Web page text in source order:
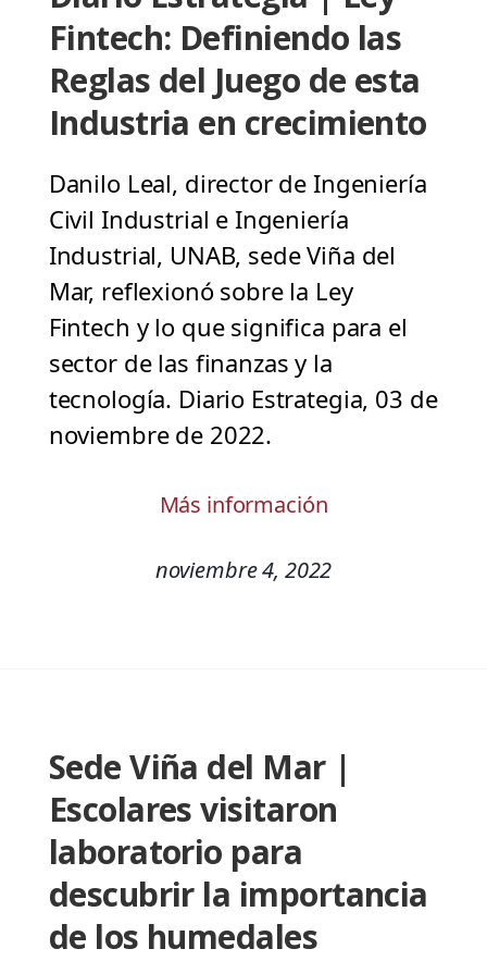
Fintech: Definiendo las
Reglas del Juego de esta
Industria en crecimiento
Danilo Leal, director de Ingeniería
Civil Industrial e Ingeniería
Industrial, UNAB, sede Viña del
Mar, reflexionó sobre la Ley
Fintech y lo que significa para el
sector de las finanzas y la
tecnología. Diario Estrategia, 03 de
noviembre de 2022.
Más información
noviembre 4, 2022
Sede Viña del Mar |
Escolares visitaron
laboratorio para
descubrir la importancia
de los humedales